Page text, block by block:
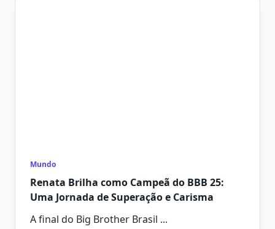
Mundo
Renata Brilha como Campeã do BBB 25:
Uma Jornada de Superação e Carisma
A final do Big Brother Brasil ...